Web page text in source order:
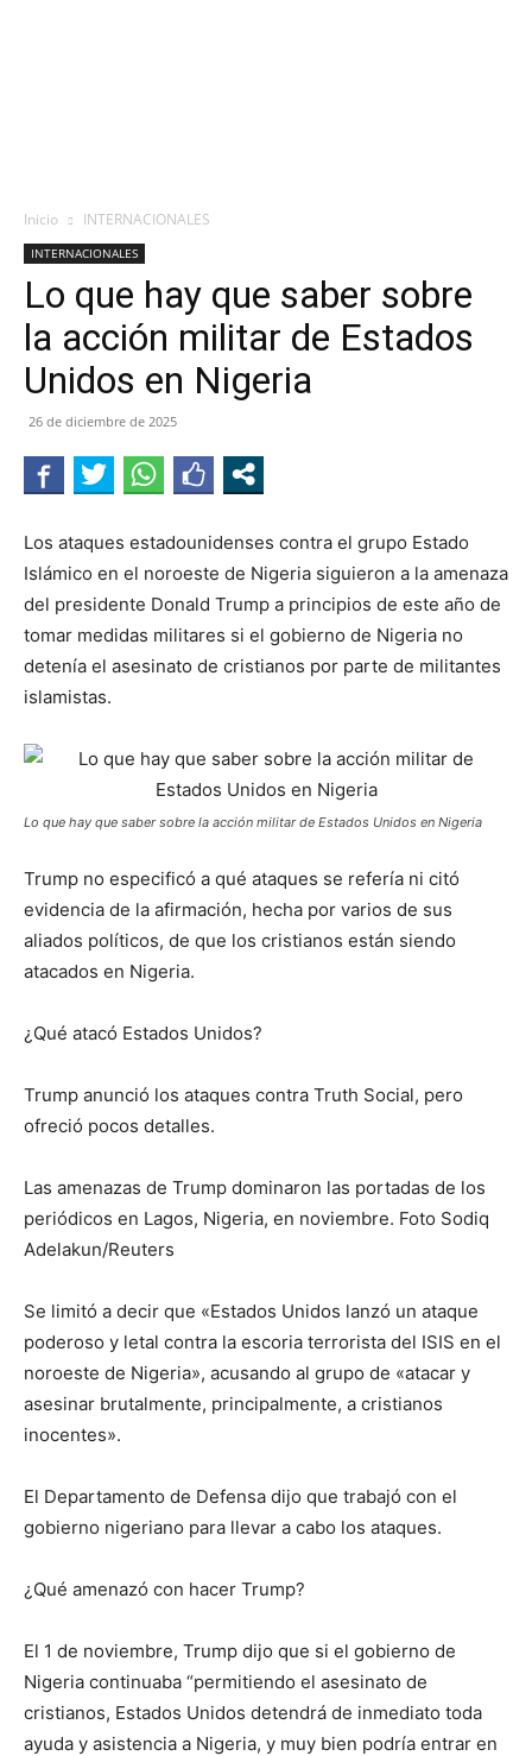
Inicio INTERNACIONALES
INTERNACIONALES
Lo que hay que saber sobre
la acción militar de Estados
Unidos en Nigeria
26 de diciembre de 2025
Los ataques estadounidenses contra el grupo Estado
Islámico en el noroeste de Nigeria siguieron a la amenaza
del presidente Donald Trump a principios de este año de
tomar medidas militares si el gobierno de Nigeria no
detenía el asesinato de cristianos por parte de militantes
islamistas.
Lo que hay que saber sobre la acción militar de Estados Unidos en Nigeria
Trump no especificó a qué ataques se refería ni citó
evidencia de la afirmación, hecha por varios de sus
aliados políticos, de que los cristianos están siendo
atacados en Nigeria.
¿Qué atacó Estados Unidos?
Trump anunció los ataques contra Truth Social, pero
ofreció pocos detalles.
Las amenazas de Trump dominaron las portadas de los
periódicos en Lagos, Nigeria, en noviembre. Foto Sodiq
Adelakun/Reuters
Se limitó a decir que «Estados Unidos lanzó un ataque
poderoso y letal contra la escoria terrorista del ISIS en el
noroeste de Nigeria», acusando al grupo de «atacar y
asesinar brutalmente, principalmente, a cristianos
inocentes».
El Departamento de Defensa dijo que trabajó con el
gobierno nigeriano para llevar a cabo los ataques.
¿Qué amenazó con hacer Trump?
El 1 de noviembre, Trump dijo que si el gobierno de
Nigeria continuaba “permitiendo el asesinato de
cristianos, Estados Unidos detendrá de inmediato toda
ayuda y asistencia a Nigeria, y muy bien podría entrar en